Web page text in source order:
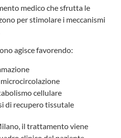
medico che sfrutta le
per stimolare i meccanismi
agisce favorendo:
cellulare
di recupero tissutale
il trattamento viene